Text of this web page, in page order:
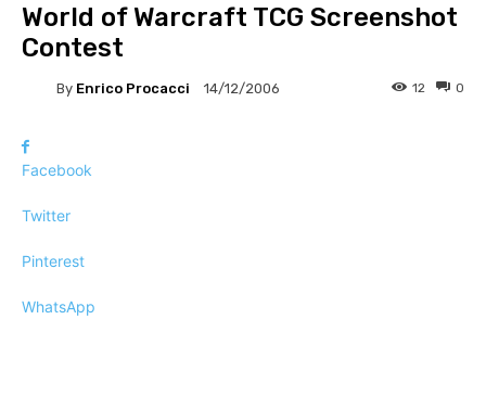
World of Warcraft TCG Screenshot
Contest
By Enrico Procacci 14/12/2006 0
12
Facebook
Twitter
Pinterest
WhatsApp